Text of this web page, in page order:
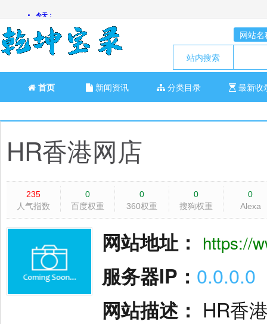
网站名
站内搜索
首页 新闻资讯 分类目录 最新收
HR香港网店
235
人气指数
0
百度权重
0
360权重
0
搜狗权重
0
Alexa
网站地址： https://
服务器IP： 0.0.0.0
网站描述： HR香